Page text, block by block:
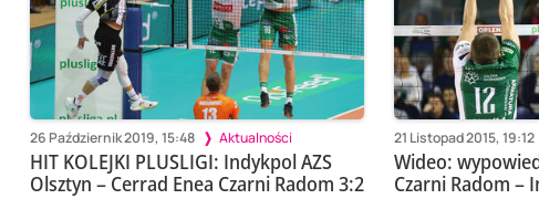
26 Październik 2019, 15:48 Aktualności
HIT KOLEJKI PLUSLIGI: Indykpol AZS
Olsztyn – Cerrad Enea Czarni Radom 3:2
21 Listopad 2015, 19:12
Wideo:
Czarni Radom –